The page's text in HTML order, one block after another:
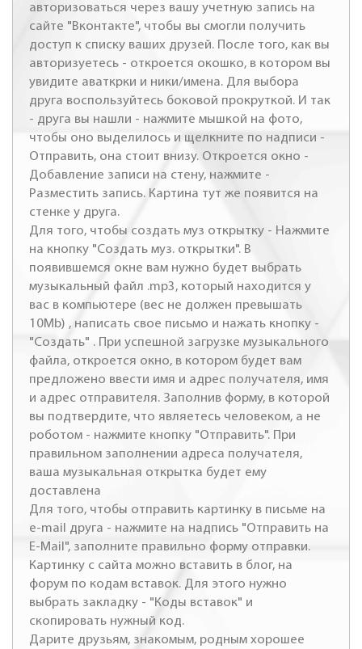
авторизоваться через вашу учетную запись на
сайте "Вконтакте", чтобы вы смогли получить
доступ к списку ваших друзей. После того, как вы
авторизуетесь - откроется окошко, в котором вы
увидите аваткрки и ники/имена. Для выбора
друга воспользуйтесь боковой прокруткой. И так
- друга вы нашли - нажмите мышкой на фото,
чтобы оно выделилось и щелкните по надписи -
Отправить, она стоит внизу. Откроется окно -
Добавление записи на стену, нажмите -
Разместить запись. Картина тут же появится на
стенке у друга.
Для того, чтобы создать муз открытку - Нажмите
на кнопку "Создать муз. открытки". В
появившемся окне вам нужно будет выбрать
музыкальный файл .mp3, который находится у
вас в компьютере (вес не должен превышать
10Mb) , написать свое письмо и нажать кнопку -
"Создать" . При успешной загрузке музыкального
файла, откроется окно, в котором будет вам
предложено ввести имя и адрес получателя, имя
и адрес отправителя. Заполнив форму, в которой
вы подтвердите, что являетесь человеком, а не
роботом - нажмите кнопку "Отправить". При
правильном заполнении адреса получателя,
ваша музыкальная открытка будет ему
доставлена
Для того, чтобы отправить картинку в письме на
e-mail друга - нажмите на надпись "Отправить на
E-Mail", заполните правильно форму отправки.
Картинку с сайта можно вставить в блог, на
форум по кодам вставок. Для этого нужно
выбрать закладку - "Коды вставок" и
скопировать нужный код.
Дарите друзьям, знакомым, родным хорошее